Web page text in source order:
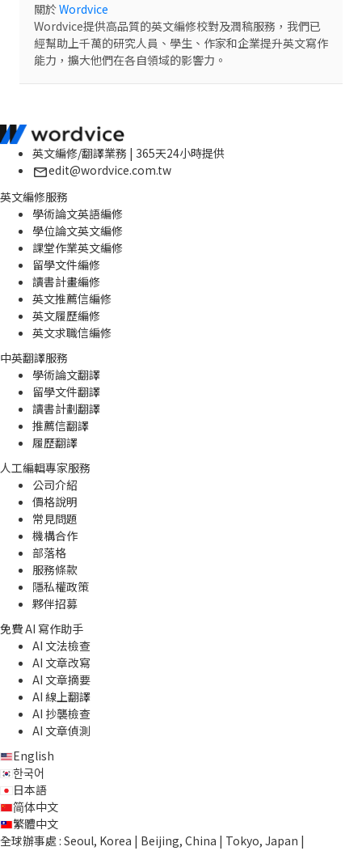
關於Wordvice
Wordvice提供高品質的英文編修校對及潤稿服務，我們已
經幫助上千萬的研究人員、學生、作家和企業提升英文寫作
能力，擴大他們在各自領域的影響力。
英文編修/翻譯業務 | 365天24小時提供
edit@wordvice.com.tw
英文編修服務
學術論文英語編修
學位論文英文編修
課堂作業英文編修
留學文件編修
讀書計畫編修
英文推薦信編修
英文履歷編修
英文求職信編修
中英翻譯服務
學術論文翻譯
留學文件翻譯
讀書計劃翻譯
推薦信翻譯
履歷翻譯
人工編輯專家服務
公司介紹
價格說明
常見問題
機構合作
部落格
服務條款
隱私權政策
夥伴招募
免費 AI 寫作助手
AI 文法檢查
AI 文章改寫
AI 文章摘要
AI 線上翻譯
AI 抄襲檢查
AI 文章偵測
English
한국어
日本語
简体中文
繁體中文
全球辦事處 : Seoul, Korea | Beijing, China | Tokyo, Japan |